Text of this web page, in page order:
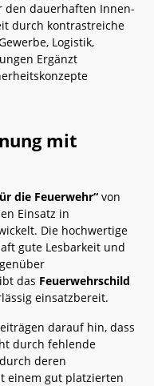
den dauerhaften Innen-
durch kontrastreiche
Logistik,
Ergänzt
mit
die Feuerwehr“ von
Einsatz in
Die hochwertige
gute Lesbarkeit und
das Feuerwehrschild
einsatzbereit.
darauf hin, dass
durch fehlende
deren
einem gut platzierten